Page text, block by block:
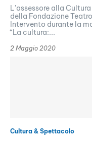
L'assessore alla
della Fondazione
Intervento durante la
“La cultura:...
2 Maggio 2020
Cultura & Spettacolo